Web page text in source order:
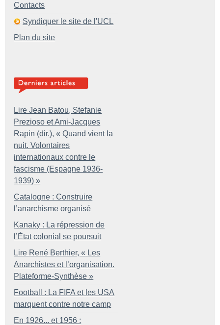
Contacts
Syndiquer le site de l'UCL
Plan du site
Lire Jean Batou, Stefanie
Prezioso et Ami-Jacques
Rapin (dir.), « Quand vient la
nuit. Volontaires
internationaux contre le
fascisme (Espagne 1936-
1939) »
Catalogne : Construire
l’anarchisme organisé
Kanaky : La répression de
l’État colonial se poursuit
Lire René Berthier, « Les
Anarchistes et l’organisation.
Plateforme-Synthèse »
Football : La FIFA et les USA
marquent contre notre camp
En 1926... et 1956 :